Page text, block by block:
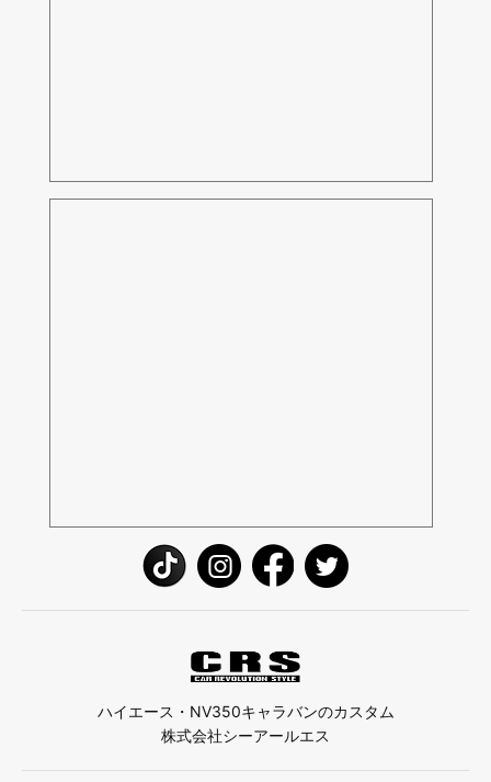
ハイエース・NV350キャラバンのカスタム
株式会社シーアールエス